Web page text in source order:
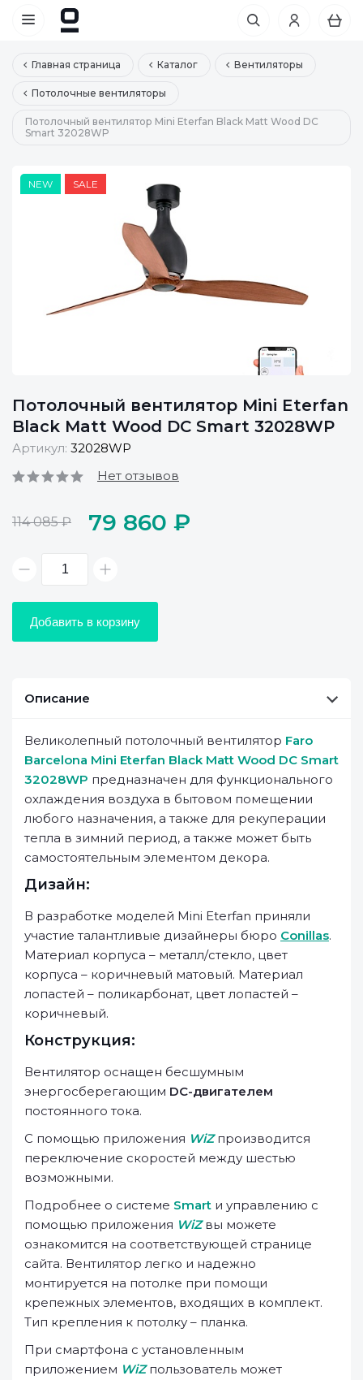
Главная страница Каталог Вентиляторы
Потолочные вентиляторы
Потолочный вентилятор Mini Eterfan Black Matt Wood DC
Smart 32028WP
NEW SALE
Потолочный вентилятор Mini Eterfan
Black Matt Wood DC Smart 32028WP
Артикул: 32028WP
Нет отзывов
114 085 ₽ 79 860 ₽
Добавить в корзину
Описание
Великолепный потолочный вентилятор Faro
Barcelona Mini Eterfan Black Matt Wood DC Smart
32028WP предназначен для функционального
охлаждения воздуха в бытовом помещении
любого назначения, а также для рекуперации
тепла в зимний период, а также может быть
самостоятельным элементом декора.
Дизайн:
В разработке моделей Mini Eterfan приняли
участие талантливые дизайнеры бюро Conillas.
Материал корпуса – металл/стекло, цвет
корпуса – коричневый матовый. Материал
лопастей – поликарбонат, цвет лопастей –
коричневый.
Конструкция:
Вентилятор оснащен бесшумным
энергосберегающим DC-двигателем
постоянного тока.
С помощью приложения WiZпроизводится
переключение скоростей между шестью
возможными.
Подробнее о системе Smart и управлению с
помощью приложения WiZвы можете
ознакомится на соответствующей странице
сайта. Вентилятор легко и надежно
монтируется на потолке при помощи
крепежных элементов, входящих в комплект.
Тип крепления к потолку – планка.
При смартфона с установленным
приложением WiZпользователь может